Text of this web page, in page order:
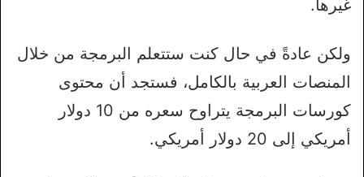
غيرها.
ولكن عادةً في حال كنت ستتعلم البرمجة من خلال
المنصات العربية بالكامل، فستجد أن محتوى
كورسات البرمجة يتراوح سعره من 10 دولار
أمريكي إلى 20 دولار أمريكي.